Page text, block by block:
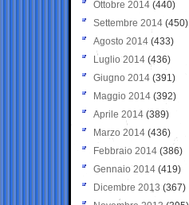
Ottobre 2014 (440)
Settembre 2014 (450)
Agosto 2014 (433)
Luglio 2014 (436)
Giugno 2014 (391)
Maggio 2014 (392)
Aprile 2014 (389)
Marzo 2014 (436)
Febbraio 2014 (386)
Gennaio 2014 (419)
Dicembre 2013 (367)